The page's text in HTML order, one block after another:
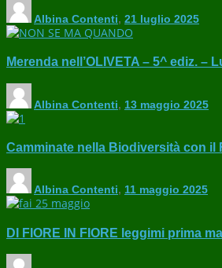
Albina Contenti, 21 luglio 2025
Merenda nell’OLIVETA – 5^ ediz. –
Albina Contenti, 13 maggio 2025
Camminate nella Biodiversità con il
Albina Contenti, 11 maggio 2025
DI FIORE IN FIORE leggimi prima